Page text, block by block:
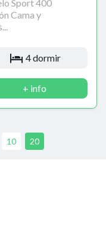
Sport 400
Cama y
4 dormir
+ info
10 20